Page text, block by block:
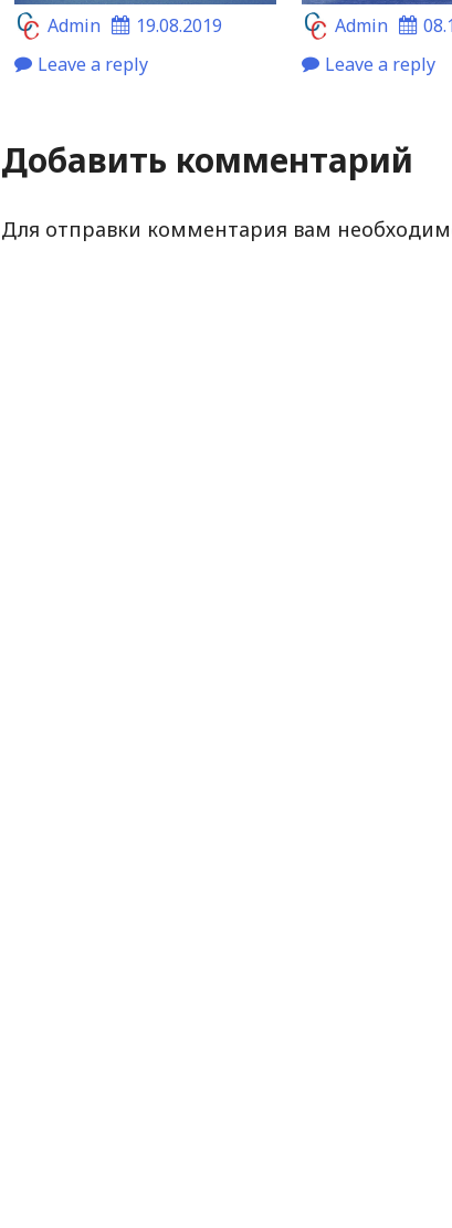
Admin
19.08.2019
Leave a reply
Admin
Leave a reply
Добавить комментарий
Для отправки комментария вам